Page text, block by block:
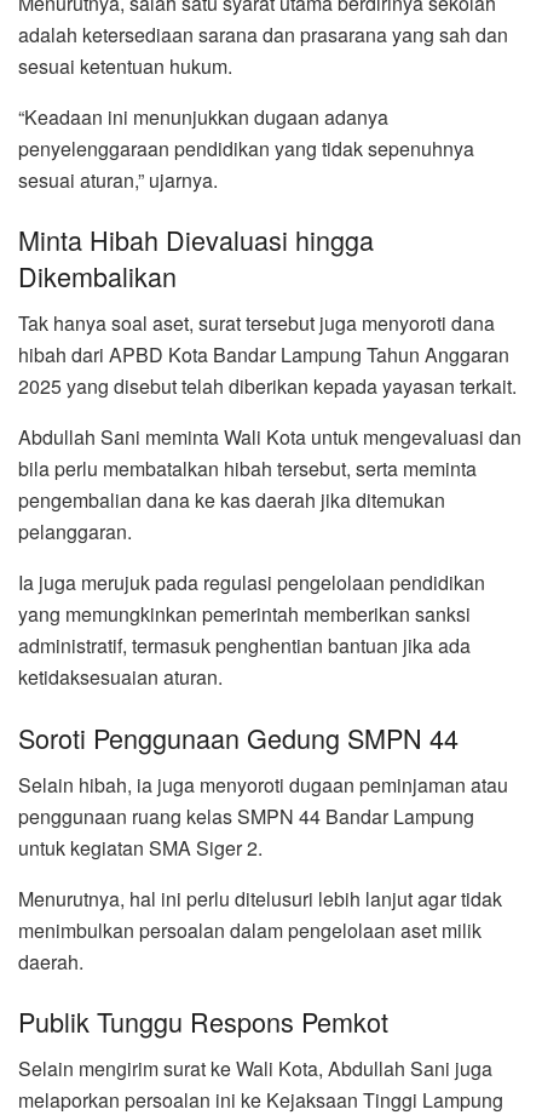
adalah ketersediaan sarana dan prasarana yang sah dan
sesuai ketentuan hukum.
“Keadaan ini menunjukkan dugaan adanya
penyelenggaraan pendidikan yang tidak sepenuhnya
sesuai aturan,” ujarnya.
Minta Hibah Dievaluasi hingga
Dikembalikan
Tak hanya soal aset, surat tersebut juga menyoroti dana
hibah dari APBD Kota Bandar Lampung Tahun Anggaran
2025 yang disebut telah diberikan kepada yayasan terkait.
Abdullah Sani meminta Wali Kota untuk mengevaluasi dan
bila perlu membatalkan hibah tersebut, serta meminta
pengembalian dana ke kas daerah jika ditemukan
pelanggaran.
Ia juga merujuk pada regulasi pengelolaan pendidikan
yang memungkinkan pemerintah memberikan sanksi
administratif, termasuk penghentian bantuan jika ada
ketidaksesuaian aturan.
Soroti Penggunaan Gedung SMPN 44
Selain hibah, ia juga menyoroti dugaan peminjaman atau
penggunaan ruang kelas SMPN 44 Bandar Lampung
untuk kegiatan SMA Siger 2.
Menurutnya, hal ini perlu ditelusuri lebih lanjut agar tidak
menimbulkan persoalan dalam pengelolaan aset milik
daerah.
Publik Tunggu Respons Pemkot
Selain mengirim surat ke Wali Kota, Abdullah Sani juga
melaporkan persoalan ini ke Kejaksaan Tinggi Lampung